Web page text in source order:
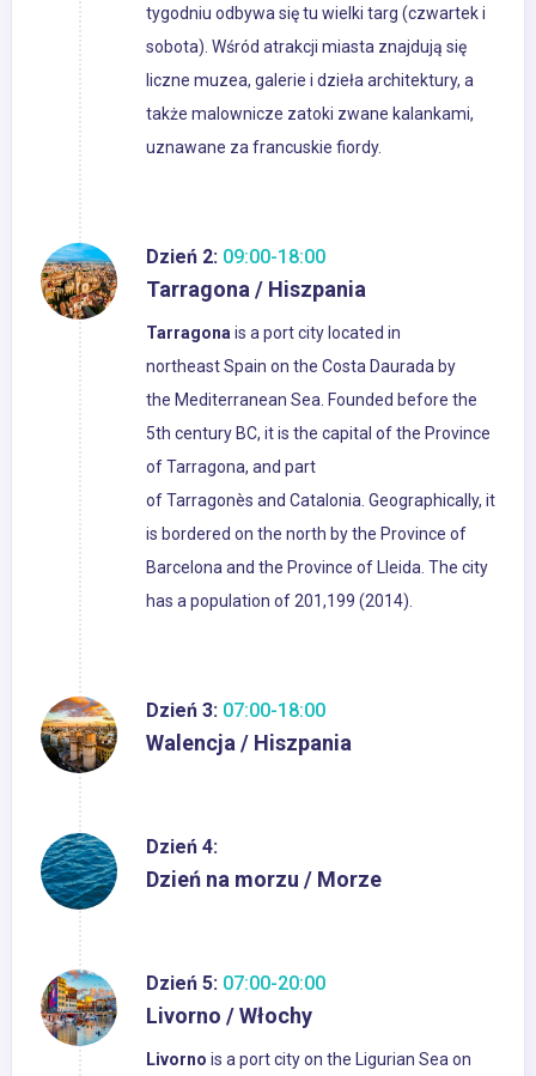
tygodniu odbywa się tu wielki targ (czwartek i
sobota). Wśród atrakcji miasta znajdują się
liczne muzea, galerie i dzieła architektury, a
także malownicze zatoki zwane kalankami,
uznawane za francuskie fiordy.
Dzień 2: 09:00-18:00
Tarragona / Hiszpania
Tarragona is a port city located in
northeast Spain on the Costa Daurada by
the Mediterranean Sea. Founded before the
5th century BC, it is the capital of the Province
of Tarragona, and part
of Tarragonès and Catalonia. Geographically, it
is bordered on the north by the Province of
Barcelona and the Province of Lleida. The city
has a population of 201,199 (2014).
Dzień 3: 07:00-18:00
Walencja / Hiszpania
Dzień 4:
Dzień na morzu / Morze
Dzień 5: 07:00-20:00
Livorno / Włochy
Livorno is a port city on the Ligurian Sea on